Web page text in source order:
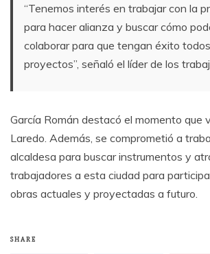
“Tenemos interés en trabajar con la
para hacer alianza y buscar cómo
colaborar para que tengan éxito
proyectos”, señaló el líder de los
García Román destacó el momento que
Laredo. Además, se comprometió a
alcaldesa para buscar instrumentos y
trabajadores a esta ciudad para
obras actuales y proyectadas a futuro.
SHARE